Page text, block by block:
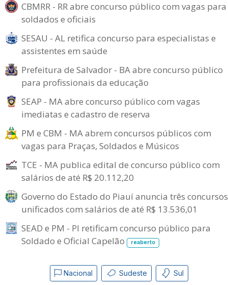
CBMRR - RR abre concurso público com vagas para
soldados e oficiais
SESAU - AL retifica concurso para especialistas e
assistentes em saúde
Prefeitura de Salvador - BA abre concurso público
para profissionais da educação
SEAP - MA abre concurso público com vagas
imediatas e cadastro de reserva
PM e CBM - MA abrem concursos públicos com
vagas para Praças, Soldados e Músicos
TCE - MA publica edital de concurso público com
salários de até R$ 20.112,20
Governo do Estado do Piauí anuncia três concursos
unificados com salários de até R$ 13.536,01
SEAD e PM - PI retificam concurso público para
Soldado e Oficial Capelão
reaberto
Nacional Sudeste Sul